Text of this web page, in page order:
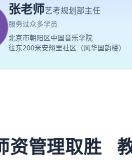
张老师艺考规划部主任
服务过众多学员
北京市朝阳区中国音乐学院
往东200米安翔里社区（风华国韵楼）
资管理取胜